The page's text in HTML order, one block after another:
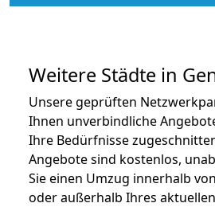
Weitere Städte in
Unsere geprüften
Ihnen unverbindliche
Ihre Bedürfnisse
Angebote sind kostenlos,
Sie einen Umzug innerhalb
oder außerhalb Ihres